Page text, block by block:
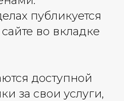
публикуется
во вкладке
доступной
за свои услуги,